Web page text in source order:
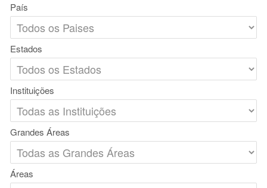
País
Estados
Instituições
Grandes Áreas
Áreas